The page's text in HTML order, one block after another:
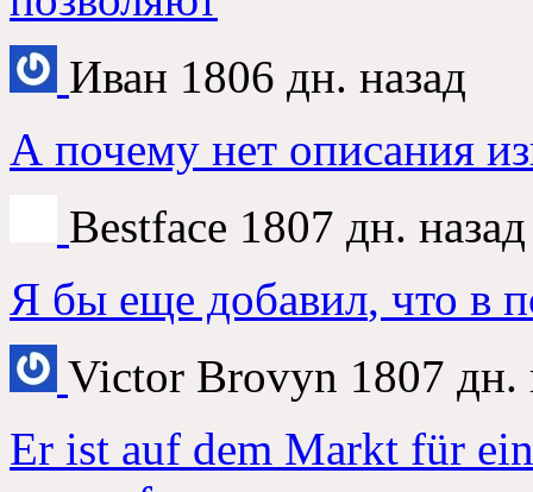
Иван 1806 дн. назад
А почему нет описания
Bestface 1807 дн. назад
Я бы еще добавил, что в
Victor Brovyn 1807 дн.
Er ist auf dem Markt für